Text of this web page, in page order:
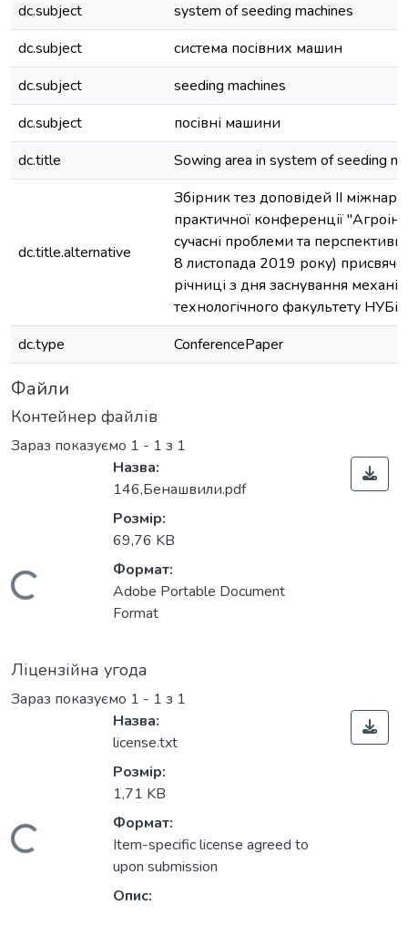
dc.subject
system of seeding machines
dc.subject
система посівних машин
dc.subject
seeding machines
dc.subject
посівні машини
dc.title
Sowing area in system of seeding
dc.title.alternative
Збірник тез доповідей ІІ
практичної конференції
сучасні проблеми та
8 листопада 2019 року)
річниці з дня заснування
технологічного факультету
dc.type
ConferencePaper
Файли
Контейнер файлів
Зараз показуємо 1 - 1 з 1
Вантажиться...
Назва:
146,Бенашвили.pdf
Розмір:
69,76 KB
Формат:
Adobe Portable Document
Format
Ліцензійна угода
Зараз показуємо 1 - 1 з 1
Вантажиться...
Назва:
license.txt
Розмір:
1,71 KB
Формат:
Item-specific license agreed to
upon submission
Опис: